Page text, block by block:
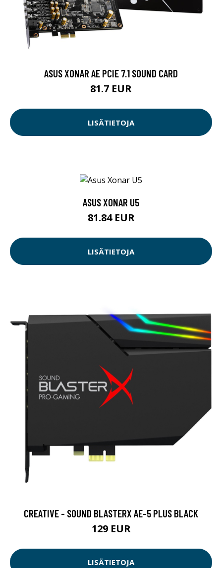
ASUS XONAR AE PCIE 7.1 SOUND CARD
81.7 EUR
LISÄTIETOJA
ASUS XONAR U5
81.84 EUR
LISÄTIETOJA
CREATIVE - SOUND BLASTERX AE-5 PLUS BLACK
129 EUR
LISÄTIETOJA